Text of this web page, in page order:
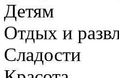
Детям
Отдых и
Сладости